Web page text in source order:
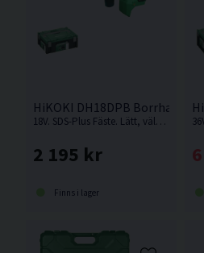
HiKOKI DH18DPB
18V. SDS-Plus Fäste. Lätt, välbalanserad och kompakt kolborstfri borrhammare för borrning med eller utan slag från HiKOKI. Levereras utan batteri & laddare.
2 195 kr
Finns i lager